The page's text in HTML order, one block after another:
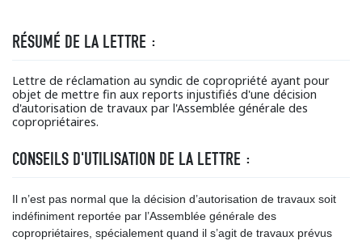
RÉSUMÉ DE LA LETTRE :
Lettre de réclamation au syndic de copropriété ayant pour
objet de mettre fin aux reports injustifiés d'une décision
d'autorisation de travaux par l'Assemblée générale des
copropriétaires.
CONSEILS D'UTILISATION DE LA LETTRE :
Il n’est pas normal que la décision d’autorisation de travaux soit
indéfiniment reportée par l’Assemblée générale des
copropriétaires, spécialement quand il s’agit de travaux prévus